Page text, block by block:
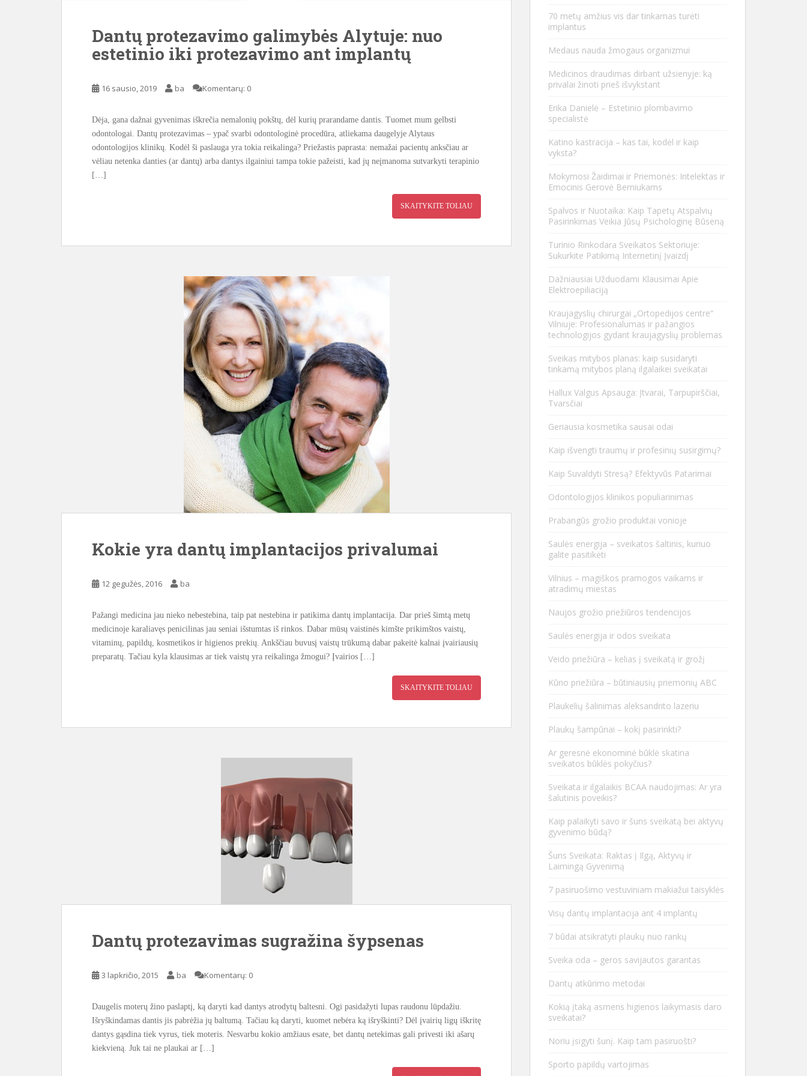
Dantų protezavimo galimybės Alytuje: nuo
estetinio iki protezavimo ant implantų
16 sausio, 2019 ba Komentarų: 0
Dėja, gana dažnai gyvenimas iškrečia nemalonių pokštų, dėl kurių prarandame dantis. Tuomet mum gelbsti
odontologai. Dantų protezavimas – ypač svarbi odontologinė procedūra, atliekama daugelyje Alytaus
odontologijos klinikų. Kodėl ši paslauga yra tokia reikalinga? Priežastis paprasta: nemažai pacientų anksčiau ar
vėliau netenka danties (ar dantų) arba dantys ilgainiui tampa tokie pažeisti, kad jų neįmanoma sutvarkyti terapinio
[…]
SKAITYKITE TOLIAU
Kokie yra dantų implantacijos privalumai
12 gegužės, 2016 ba
Pažangi medicina jau nieko nebestebina, taip pat nestebina ir patikima dantų implantacija. Dar prieš šimtą metų
medicinoje karaliavęs penicilinas jau seniai išstumtas iš rinkos. Dabar mūsų vaistinės kimšte prikimštos vaistų,
vitaminų, papildų, kosmetikos ir higienos prekių. Ankščiau buvusį vaistų trūkumą dabar pakeitė kalnai įvairiausių
preparatų. Tačiau kyla klausimas ar tiek vaistų yra reikalinga žmogui? Įvairios […]
SKAITYKITE TOLIAU
Dantų protezavimas sugražina šypsenas
3 lapkričio, 2015 ba Komentarų: 0
Daugelis moterų žino paslaptį, ką daryti kad dantys atrodytų baltesni. Ogi pasidažyti lupas raudonu lūpdažiu.
Išryškindamas dantis jis pabrėžia jų baltumą. Tačiau ką daryti, kuomet nebėra ką išryškinti? Dėl įvairių ligų iškritę
dantys gąsdina tiek vyrus, tiek moteris. Nesvarbu kokio amžiaus esate, bet dantų netekimas gali privesti iki ašarų
kiekvieną. Juk tai ne plaukai ar […]
70 metų amžius vis dar tinkamas turėti
implantus
Medaus nauda žmogaus organizmui
Medicinos draudimas dirbant užsienyje: ką
privalai žinoti prieš išvykstant
Erika Danielė – Estetinio plombavimo
specialistė
Katino kastracija – kas tai, kodėl ir kaip
vyksta?
Mokymosi Žaidimai ir Priemonės: Intelektas ir
Emocinis Gerovė Berniukams
Spalvos ir Nuotaika: Kaip Tapetų Atspalvių
Pasirinkimas Veikia Jūsų Psichologinę Būseną
Turinio Rinkodara Sveikatos Sektoriuje:
Sukurkite Patikimą Internetinį Įvaizdį
Dažniausiai Užduodami Klausimai Apie
Elektroepiliaciją
Kraujagyslių chirurgai „Ortopedijos centre“
Vilniuje: Profesionalumas ir pažangios
technologijos gydant kraujagyslių problemas
Sveikas mitybos planas: kaip susidaryti
tinkamą mitybos planą ilgalaikei sveikatai
Hallux Valgus Apsauga: Įtvarai, Tarpupirščiai,
Tvarsčiai
Geriausia kosmetika sausai odai
Kaip išvengti traumų ir profesinių susirgimų?
Kaip Suvaldyti Stresą? Efektyvūs Patarimai
Odontologijos klinikos populiarinimas
Prabangūs grožio produktai vonioje
Saulės energija – sveikatos šaltinis, kuriuo
galite pasitikėti
Vilnius – magiškos pramogos vaikams ir
atradimų miestas
Naujos grožio priežiūros tendencijos
Saulės energija ir odos sveikata
Veido priežiūra – kelias į sveikatą ir grožį
Kūno priežiūra – būtiniausių priemonių ABC
Plaukelių šalinimas aleksandrito lazeriu
Plaukų šampūnai – kokį pasirinkti?
Ar geresnė ekonominė būklė skatina
sveikatos būklės pokyčius?
Sveikata ir ilgalaikis BCAA naudojimas: Ar yra
šalutinis poveikis?
Kaip palaikyti savo ir šuns sveikatą bei aktyvų
gyvenimo būdą?
Šuns Sveikata: Raktas į Ilgą, Aktyvų ir
Laimingą Gyvenimą
7 pasiruošimo vestuviniam makiažui taisyklės
Visų dantų implantacija ant 4 implantų
7 būdai atsikratyti plaukų nuo rankų
Sveika oda – geros savijautos garantas
Dantų atkūrimo metodai
Kokią įtaką asmens higienos laikymasis daro
sveikatai?
Noriu įsigyti šunį. Kaip tam pasiruošti?
Sporto papildų vartojimas